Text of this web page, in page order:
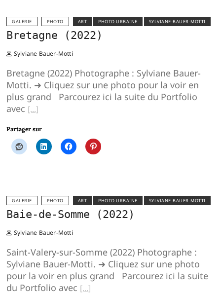
GALERIE PHOTO ART PHOTO URBAINE SYLVIANE-BAUER-MOTTI
Bretagne (2022)
Sylviane Bauer-Motti
Bretagne (2022) Photographe : Sylviane Bauer-
Motti. ➜ Cliquez sur une photo pour la voir en
plus grand Parcourez ici la suite du Portfolio
avec
Partager sur
GALERIE PHOTO ART PHOTO URBAINE SYLVIANE-BAUER-MOTTI
Baie-de-Somme (2022)
Sylviane Bauer-Motti
Saint-Valery-sur-Somme (2022) Photographe :
Sylviane Bauer-Motti. ➜ Cliquez sur une photo
pour la voir en plus grand Parcourez ici la suite
du Portfolio avec